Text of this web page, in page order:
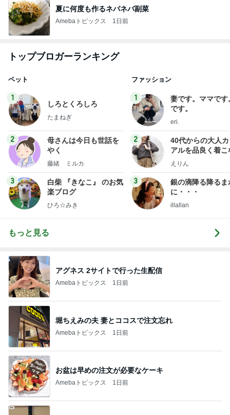
夏に何度も作るネバネバ副菜
Amebaトピックス 1日前
トップブロガーランキング
ペット
1
しろとくろしろ
たまねぎ
2
母さんは今日も世話を
やく
藤緒 ミルカ
3
白柴 『きなこ』 のお気
楽ブログ
ひろ☆みき
ファッション
1
妻です。ママです
です。
eri.
2
40代からの大人
アルを品良く着こ
ファッションブロ
えりん
3
銀の滴降る降るま
に・・・
illallan
もっと見る
アグネス 2サイトで行った生配信
Amebaトピックス 1日前
堀ちえみの夫 妻とココスで注文忘れ
Amebaトピックス 1日前
お盆は早めの注文が必要なケーキ
Amebaトピックス 1日前